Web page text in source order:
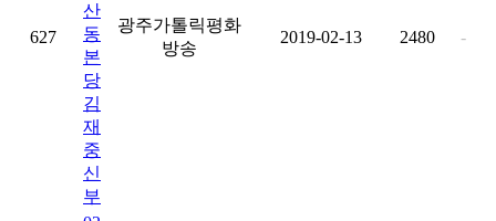
627
산
동
본
당
김
재
중
신
부
광주가톨릭평화
방송
2019-02-13 2480 -